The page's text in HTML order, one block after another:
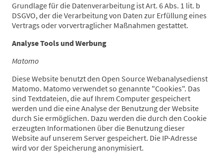
Grundlage für die Datenverarbeitung ist Art. 6 Abs. 1 lit. b
DSGVO, der die Verarbeitung von Daten zur Erfüllung eines
Vertrags oder vorvertraglicher Maßnahmen gestattet.
Analyse Tools und Werbung
Matomo
Diese Website benutzt den Open Source Webanalysedienst
Matomo. Matomo verwendet so genannte "Cookies". Das
sind Textdateien, die auf Ihrem Computer gespeichert
werden und die eine Analyse der Benutzung der Website
durch Sie ermöglichen. Dazu werden die durch den Cookie
erzeugten Informationen über die Benutzung dieser
Website auf unserem Server gespeichert. Die IP-Adresse
wird vor der Speicherung anonymisiert.